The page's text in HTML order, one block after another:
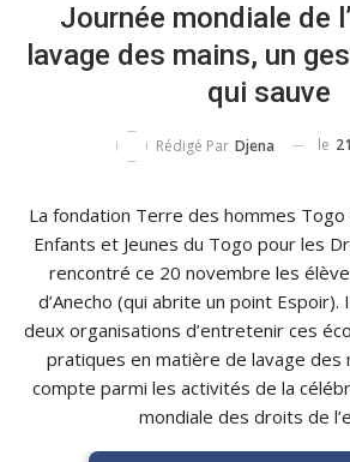
Journée mondiale de
lavage des mains, un
qui sauve
Rédigé Par Djena le
La fondation Terre des hommes Togo
Enfants et Jeunes du Togo pour les
rencontré ce 20 novembre les
d’Anecho (qui abrite un point Espoir).
deux organisations d’entretenir ces
pratiques en matière de lavage des
compte parmi les activités de la
mondiale des droits de